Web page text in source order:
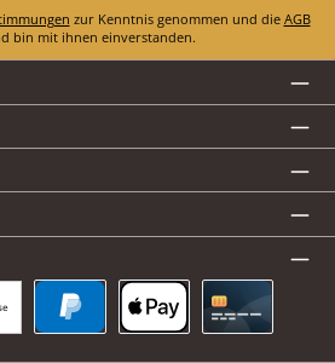
zur Kenntnis genommen und die AGB
bin mit ihnen einverstanden.